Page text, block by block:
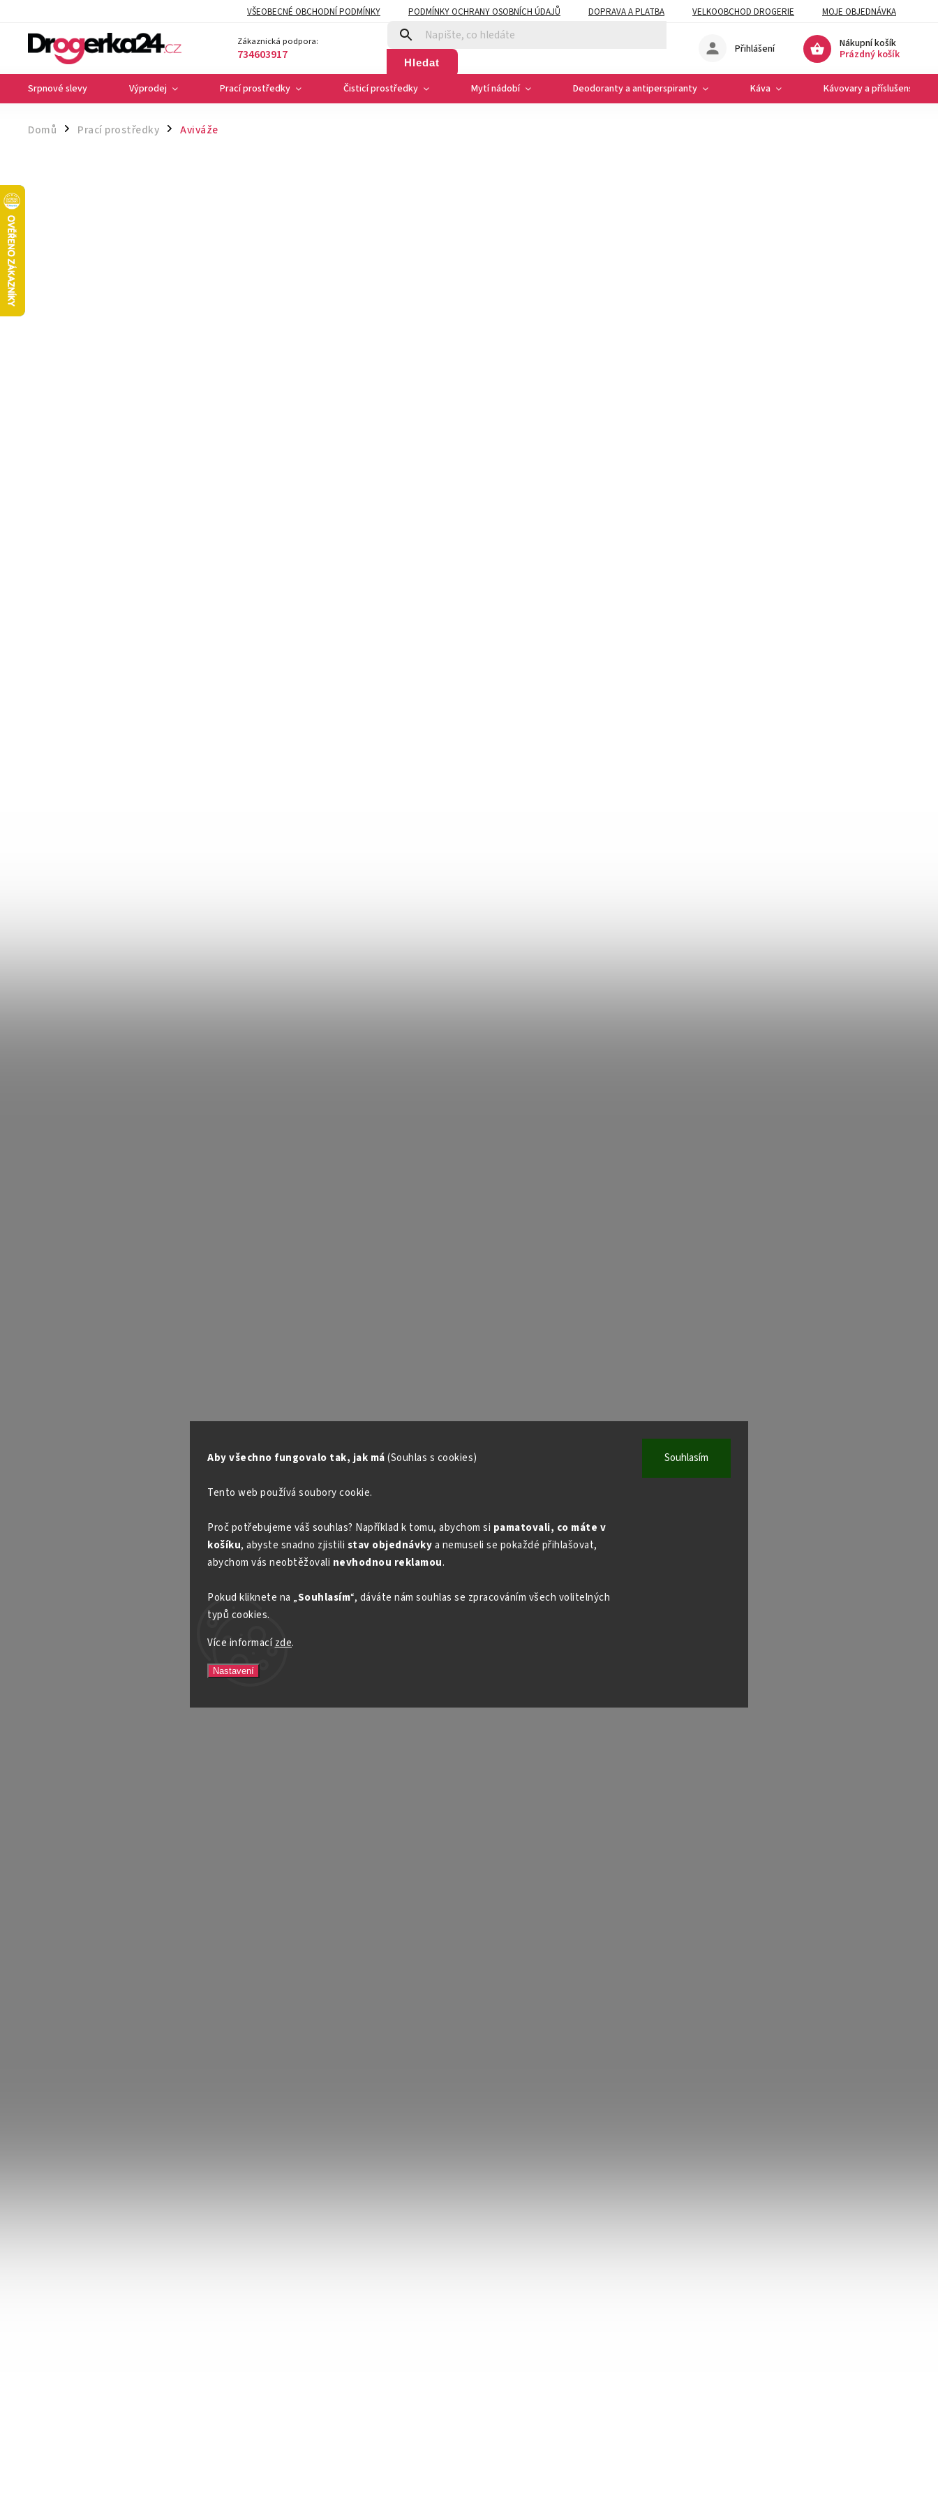
Aby všechno fungovalo tak, jak má(Souhlas s cookies)
Tento web používá soubory cookie.
Proč potřebujeme váš souhlas? Například k tomu, abychom si pamatovali, co máte v
košíku, abyste snadno zjistili stav objednávkya nemuseli se pokaždé přihlašovat,
abychom vás neobtěžovali nevhodnou reklamou.
Pokud kliknete na „Souhlasím“, dáváte nám souhlas se zpracováním všech volitelných
typů cookies.
Více informacízde.
Nastavení
Souhlasím
VŠEOBECNÉ OBCHODNÍ PODMÍNKY PODMÍNKY OCHRANY OSOBNÍCH ÚDAJŮ DOPRAVA A PLATBA VELKOOBCHOD DROGERIE MOJE OBJEDNÁVKA
Zákaznická podpora:
734603917 Hledat
Nákupní košík
Prázdný košík
Přihlášení
Srpnové slevy Výprodej Prací prostředky Čisticí prostředky Mytí nádobí Deodoranty a antiperspiranty Káva Kávovary a příslušenství
Domů / Prací prostředky / Aviváže